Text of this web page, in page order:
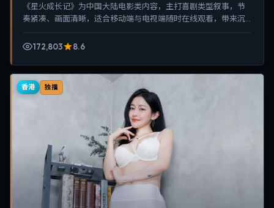
《星火成长记》为中国大陆电影类内容，主打喜剧类型叙事，节
奏紧凑、画面清晰，适合移动端与电视端随时在线观看，带来沉
172,803
8.6
香港 独播